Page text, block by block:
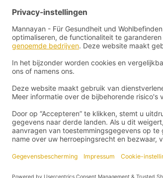
PayPal Kredit- oder Debitkarte
BancontactSEPA Lastschrift
eps
iDEAL Przelewy24
Vorkasse Pay by YaBandPay
WeChat Pay + AliPay